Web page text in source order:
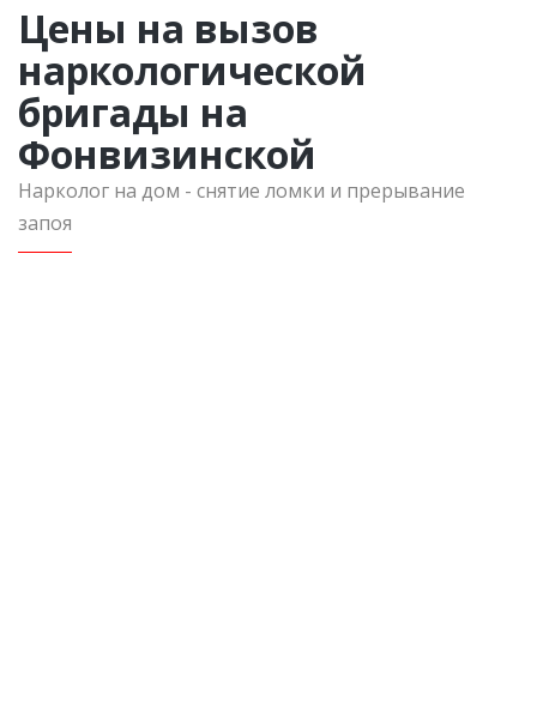
Цены на вызов
наркологической
бригады на
Фонвизинской
Нарколог на дом - снятие ломки и прерывание
запоя